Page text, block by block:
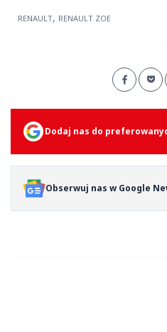
RENAULT, RENAULT ZOE
Dodaj nas do
Obserwuj nas w Google